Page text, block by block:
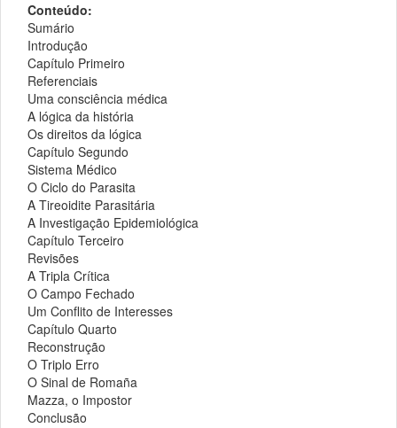
Conteúdo:
Sumário
Introdução
Capítulo Primeiro
Referenciais
Uma consciência médica
A lógica da história
Os direitos da lógica
Capítulo Segundo
Sistema Médico
O Ciclo do Parasita
A Tireoidite Parasitária
A Investigação Epidemiológica
Capítulo Terceiro
Revisões
A Tripla Crítica
O Campo Fechado
Um Conflito de Interesses
Capítulo Quarto
Reconstrução
O Triplo Erro
O Sinal de Romaña
Mazza, o Impostor
Conclusão